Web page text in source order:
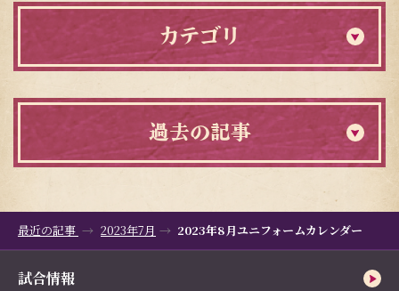
カテゴリ
過去の記事
最近の記事 2023年7月 2023年8月ユニフォームカレンダー
試合情報